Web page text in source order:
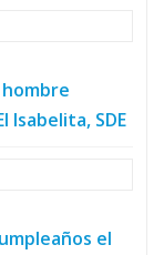
Isabelita, SDE
el